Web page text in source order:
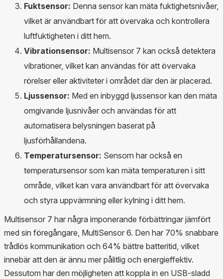
Fuktsensor: Denna sensor kan mäta fuktighetsnivåer,
vilket är användbart för att övervaka och kontrollera
luftfuktigheten i ditt hem.
Vibrationsensor: Multisensor 7 kan också detektera
vibrationer, vilket kan användas för att övervaka
rörelser eller aktiviteter i området där den är placerad.
Ljussensor: Med en inbyggd ljussensor kan den mäta
omgivande ljusnivåer och användas för att
automatisera belysningen baserat på
ljusförhållandena.
Temperatursensor: Sensorn har också en
temperatursensor som kan mäta temperaturen i sitt
område, vilket kan vara användbart för att övervaka
och styra uppvärmning eller kylning i ditt hem.
Multisensor 7 har några imponerande förbättringar jämfört
med sin föregångare, MultiSensor 6. Den har 70% snabbare
trådlös kommunikation och 64% bättre batteritid, vilket
innebär att den är ännu mer pålitlig och energieffektiv.
Dessutom har den möjligheten att koppla in en USB-sladd